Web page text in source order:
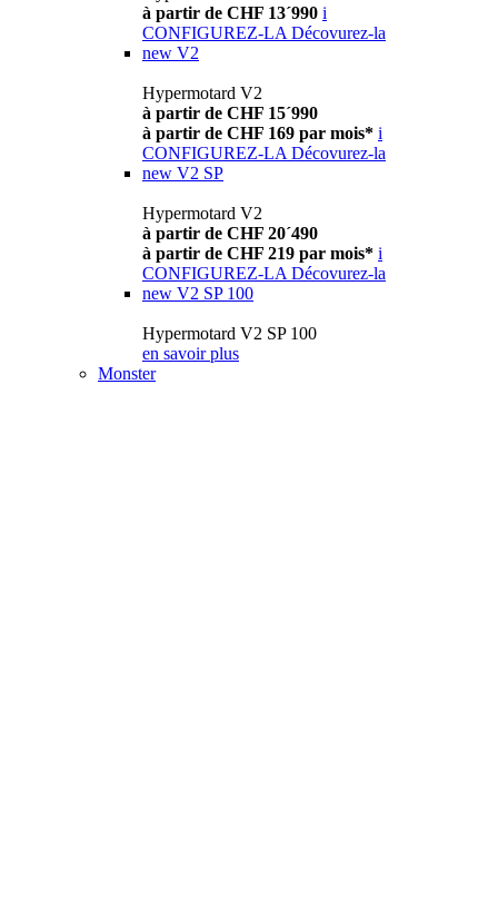
à partir de CHF 13´990 i
CONFIGUREZ-LA Décovurez-la
new V2
Hypermotard V2
à partir de CHF 15´990
à partir de CHF 169 par mois* i
CONFIGUREZ-LA Décovurez-la
new V2 SP
Hypermotard V2
à partir de CHF 20´490
à partir de CHF 219 par mois* i
CONFIGUREZ-LA Décovurez-la
new V2 SP 100
Hypermotard V2 SP 100
en savoir plus
Monster